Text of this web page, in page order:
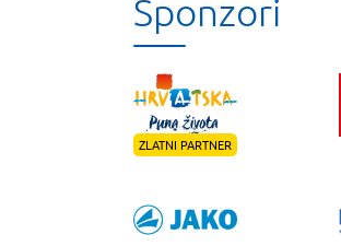
Sponzori
ZLATNI PARTNER